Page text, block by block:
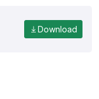
Download